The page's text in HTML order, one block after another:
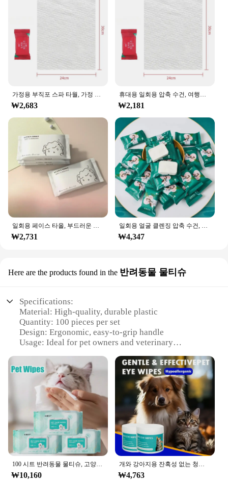
₩2,683 ₩2,181
₩2,731 ₩4,347
Here are the products found in the 반려동물 물티슈
Specifications:
Material: High-quality, durable plastic
Quantity: 100 pieces per set
Design: Ergonomic, easy-to-grip handle
Usage: Ideal for pet owners and veterinary
Performance: Strong and reliable for daily use
Parts and Accessories: Comes with a convenient
storage case
Features:
|Wholesale|Vendors|
**Efficient Pet Care Solution**
The 물티슈 100매 set is an essential tool for pet
owners and veterinary professionals. Designed for
versatility, these multipurpose grooming tools are
perfect for a range of pet care tasks. Whether you're
₩10,160 ₩4,763